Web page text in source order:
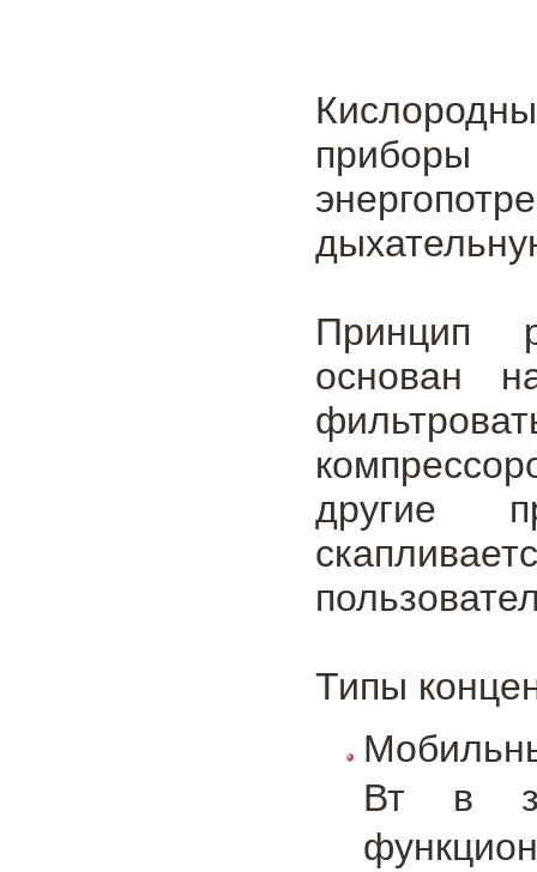
Принцип
основан
другие
Типы
Вт в